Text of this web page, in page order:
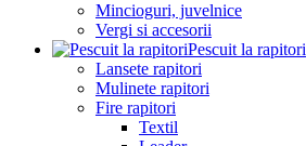
Mincioguri, juvelnice
Vergi si accesorii
Pescuit la rapitori
Lansete rapitori
Mulinete rapitori
Fire rapitori
Textil